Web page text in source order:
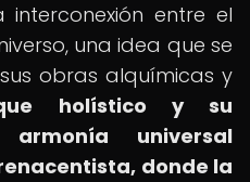
entre el
una idea que se
obras alquímicas y
holístico y su
universal
donde la